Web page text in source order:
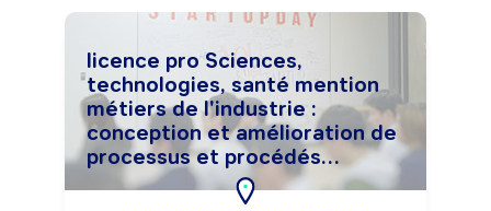
licence pro Sciences,
technologies, santé mention
métiers de l'industrie :
conception et amélioration de
processus et procédés
industriels